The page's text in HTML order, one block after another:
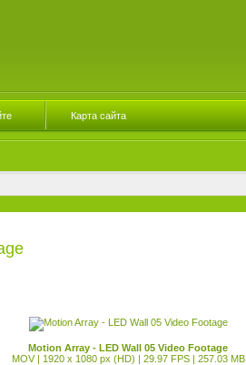
Карта сайта
Motion Array - LED Wall 05 Video Footage
MOV | 1920 x 1080 px (HD) | 29.97 FPS | 257.03 MB